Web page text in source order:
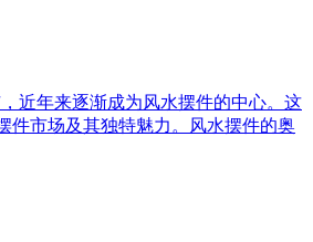
近年来逐渐成为风水摆件的中心。这
件市场及其独特魅力。风水摆件的奥